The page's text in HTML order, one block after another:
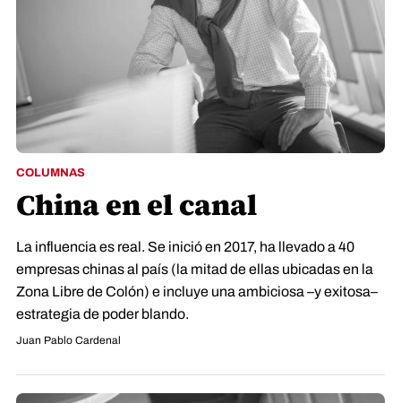
COLUMNAS
China en el canal
La influencia es real. Se inició en 2017, ha llevado a 40
empresas chinas al país (la mitad de ellas ubicadas en la
Zona Libre de Colón) e incluye una ambiciosa –y exitosa–
estrategia de poder blando.
Juan Pablo Cardenal